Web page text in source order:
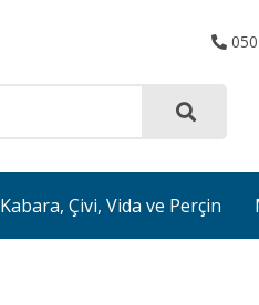
Kabara, Çivi, Vida ve Perçin